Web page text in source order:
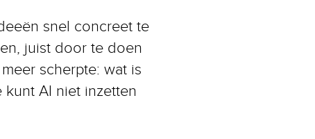
snel concreet te
juist door te doen
scherpte: wat is
AI niet inzetten